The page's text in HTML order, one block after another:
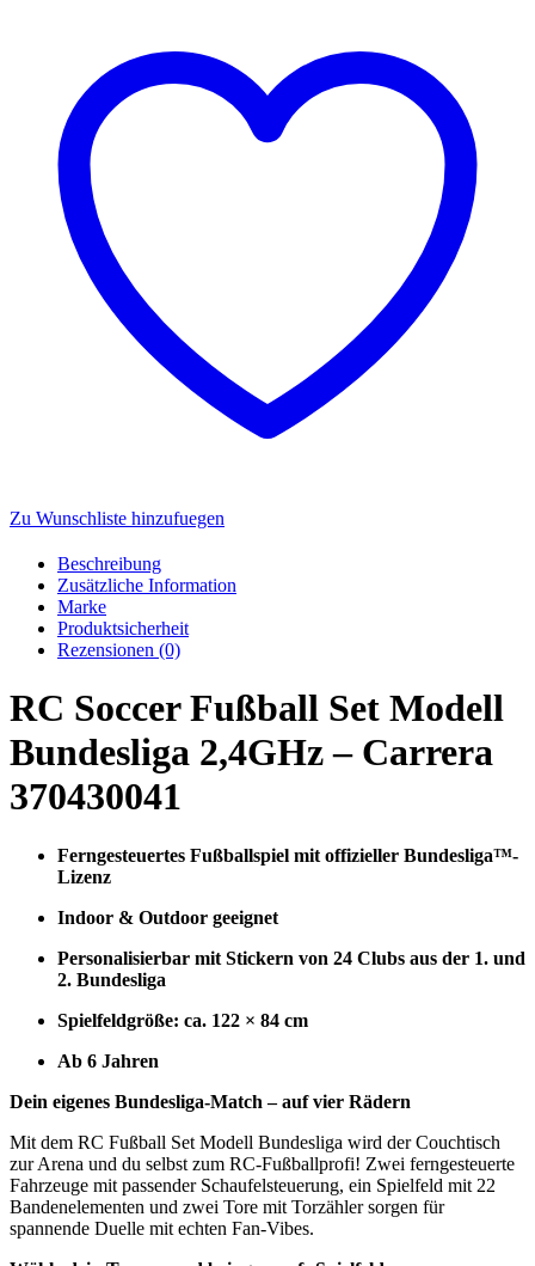
370430041
Menge
Zu Wunschliste hinzufuegen
Beschreibung
Zusätzliche Information
Marke
Produktsicherheit
Rezensionen (0)
RC Soccer Fußball Set Modell
Bundesliga 2,4GHz – Carrera
370430041
Ferngesteuertes Fußballspiel mit offizieller Bundesliga™-
Lizenz
Indoor & Outdoor geeignet
Personalisierbar mit Stickern von 24 Clubs aus der 1. und
2. Bundesliga
Spielfeldgröße: ca. 122 × 84 cm
Ab 6 Jahren
Dein eigenes Bundesliga-Match – auf vier Rädern
Mit dem RC Fußball Set Modell Bundesliga wird der Couchtisch
zur Arena und du selbst zum RC-Fußballprofi! Zwei ferngesteuerte
Fahrzeuge mit passender Schaufelsteuerung, ein Spielfeld mit 22
Bandenelementen und zwei Tore mit Torzähler sorgen für
spannende Duelle mit echten Fan-Vibes.